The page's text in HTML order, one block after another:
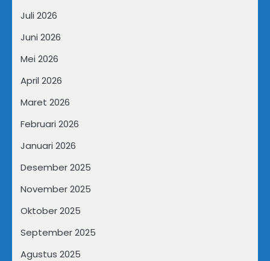
Juli 2026
Juni 2026
Mei 2026
April 2026
Maret 2026
Februari 2026
Januari 2026
Desember 2025
November 2025
Oktober 2025
September 2025
Agustus 2025